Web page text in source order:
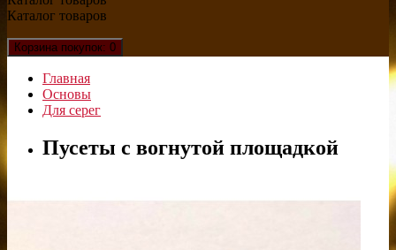
Каталог товаров
Корзина покупок: 0
Главная
Основы
Для серег
Пусеты с вогнутой площадкой